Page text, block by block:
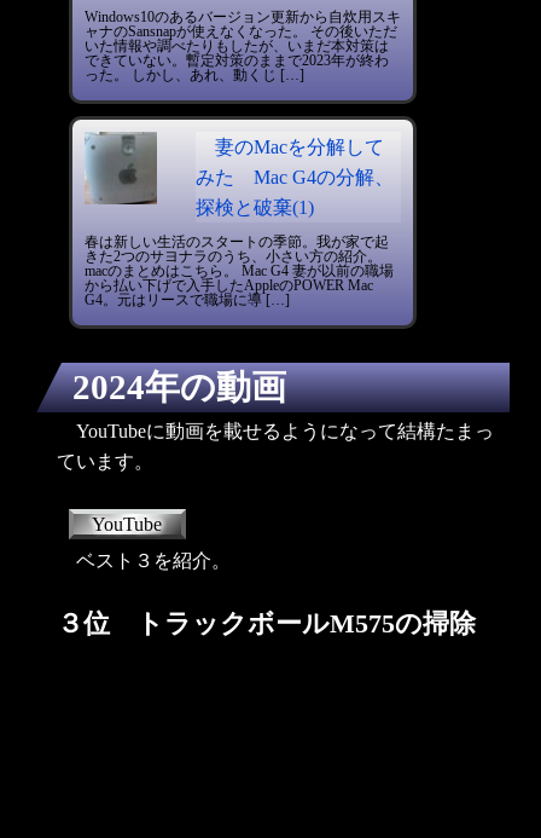
Windows10のあるバージョン更新から自炊用スキ
ャナのSansnapが使えなくなった。 その後いただ
いた情報や調べたりもしたが、いまだ本対策は
できていない。暫定対策のままで2023年が終わ
った。 しかし、あれ、動くじ […]
妻のMacを分解して
みた Mac G4の分解、
探検と破棄(1)
春は新しい生活のスタートの季節。我が家で起
きた2つのサヨナラのうち、小さい方の紹介。
macのまとめはこちら。 Mac G4 妻が以前の職場
から払い下げで入手したAppleのPOWER Mac
G4。元はリースで職場に導 […]
2024年の動画
YouTubeに動画を載せるようになって結構たまっ
ています。
YouTube
ベスト３を紹介。
３位 トラックボールM575の掃除